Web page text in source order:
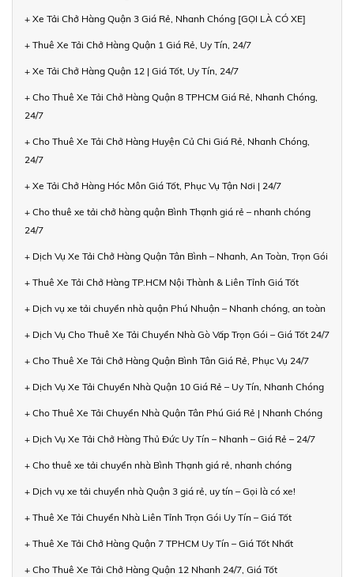
+ Xe Tải Chở Hàng Quận 3 Giá Rẻ, Nhanh Chóng [GỌI LÀ CÓ XE]
+ Thuê Xe Tải Chở Hàng Quận 1 Giá Rẻ, Uy Tín, 24/7
+ Xe Tải Chở Hàng Quận 12 | Giá Tốt, Uy Tín, 24/7
+ Cho Thuê Xe Tải Chở Hàng Quận 8 TPHCM Giá Rẻ, Nhanh Chóng,
24/7
+ Cho Thuê Xe Tải Chở Hàng Huyện Củ Chi Giá Rẻ, Nhanh Chóng,
24/7
+ Xe Tải Chở Hàng Hóc Môn Giá Tốt, Phục Vụ Tận Nơi | 24/7
+ Cho thuê xe tải chở hàng quận Bình Thạnh giá rẻ – nhanh chóng
24/7
+ Dịch Vụ Xe Tải Chở Hàng Quận Tân Bình – Nhanh, An Toàn, Trọn Gói
+ Thuê Xe Tải Chở Hàng TP.HCM Nội Thành & Liên Tỉnh Giá Tốt
+ Dịch vụ xe tải chuyển nhà quận Phú Nhuận – Nhanh chóng, an toàn
+ Dịch Vụ Cho Thuê Xe Tải Chuyển Nhà Gò Vấp Trọn Gói – Giá Tốt 24/7
+ Cho Thuê Xe Tải Chở Hàng Quận Bình Tân Giá Rẻ, Phục Vụ 24/7
+ Dịch Vụ Xe Tải Chuyển Nhà Quận 10 Giá Rẻ – Uy Tín, Nhanh Chóng
+ Cho Thuê Xe Tải Chuyển Nhà Quận Tân Phú Giá Rẻ | Nhanh Chóng
+ Dịch Vụ Xe Tải Chở Hàng Thủ Đức Uy Tín – Nhanh – Giá Rẻ – 24/7
+ Cho thuê xe tải chuyển nhà Bình Thạnh giá rẻ, nhanh chóng
+ Dịch vụ xe tải chuyển nhà Quận 3 giá rẻ, uy tín – Gọi là có xe!
+ Thuê Xe Tải Chuyển Nhà Liên Tỉnh Trọn Gói Uy Tín – Giá Tốt
+ Thuê Xe Tải Chở Hàng Quận 7 TPHCM Uy Tín – Giá Tốt Nhất
+ Cho Thuê Xe Tải Chở Hàng Quận 12 Nhanh 24/7, Giá Tốt